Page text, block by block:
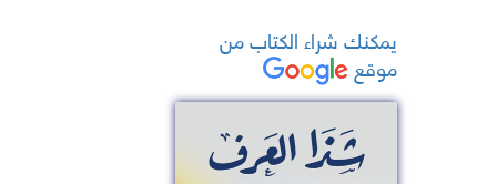
يمكنك شراء الكتاب من
موقع